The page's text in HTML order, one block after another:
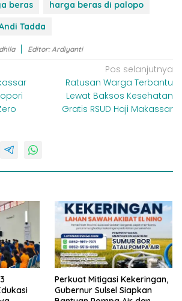
beras
harga beras di palopo
Tadda
Editor: Ardiyanti
Pos selanjutnya
‎Ratusan Warga Terbantu
Lewat Baksos Kesehatan
Gratis RSUD Haji Makassar
Perkuat Mitigasi Kekeringan,
Gubernur Sulsel Siapkan